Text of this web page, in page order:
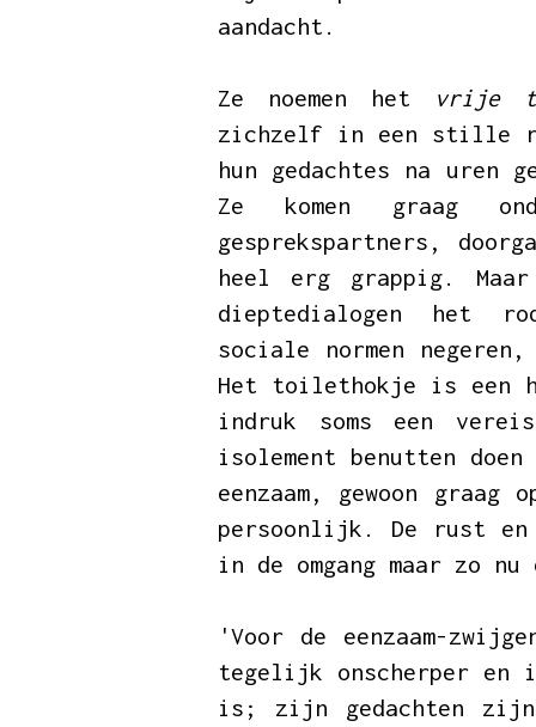
aandacht.
Ze noemen het
vrije
zichzelf in een stille
hun gedachtes na uren
Ze komen graag
gesprekspartners,
heel erg grappig.
dieptedialogen het
sociale normen
Het toilethokje is een
indruk soms een
isolement benutten
eenzaam, gewoon
persoonlijk. De rust en
in de omgang maar zo
'Voor de eenzaam-
tegelijk onscherper en
is; zijn gedachten zijn